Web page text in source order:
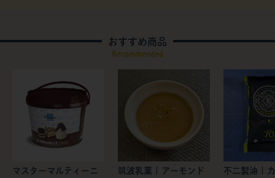
おすすめ商品
Recommended
マスターマルティーニ
筑波乳業 | アーモンド
不二製油 |